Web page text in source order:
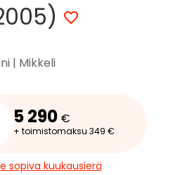
| Mikkeli
5 290 €
+ toimistomaksu 349 €
sopiva kuukausierä